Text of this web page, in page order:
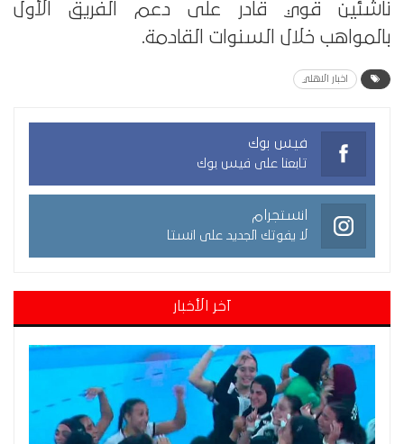
ناشئين قوي قادر على دعم الفريق الأول
بالمواهب خلال السنوات القادمة.
اخبار الاهلي
فيس بوك
تابعنا على فيس بوك
انستجرام
لا يفوتك الجديد على انستا
آخر الأخبار